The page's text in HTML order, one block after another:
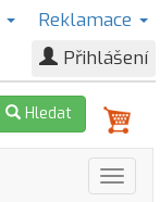
Reklamace
Přihlášení
Hledat